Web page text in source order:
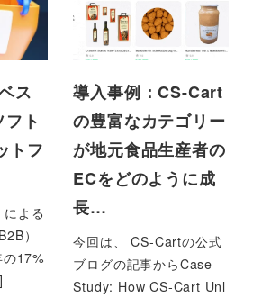
ス
ト
トフ
よる
）
17%
導入事例：CS-Cart
の豊富なカテゴリー
が地元食品生産者の
ECをどのように成
長…
今回は、 CS-Cartの公式
ブログの記事からCase
Study: How CS-Cart Unl